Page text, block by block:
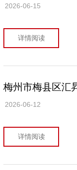
2026-06-15
详情阅读
梅州市梅县区汇
2026-06-12
详情阅读